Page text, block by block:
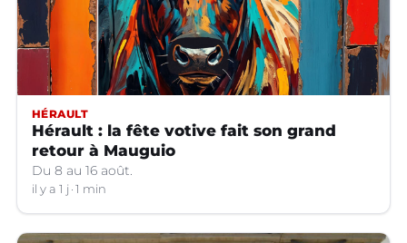
HÉRAULT
Hérault : la fête votive fait son grand
retour à Mauguio
Du 8 au 16 août.
il y a 1 j 1 min